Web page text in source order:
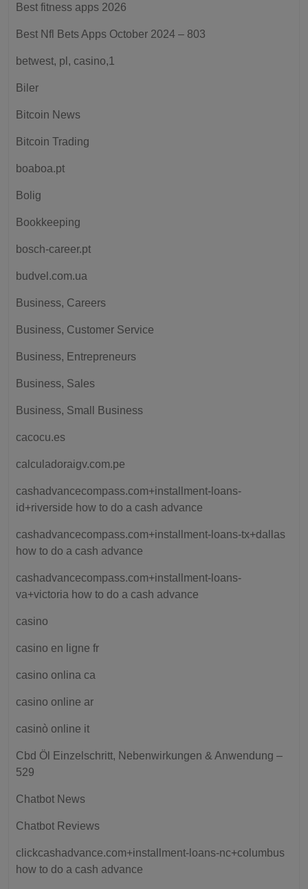
Best fitness apps 2026
Best Nfl Bets Apps October 2024 – 803
betwest, pl, casino,1
Biler
Bitcoin News
Bitcoin Trading
boaboa.pt
Bolig
Bookkeeping
bosch-career.pt
budvel.com.ua
Business, Careers
Business, Customer Service
Business, Entrepreneurs
Business, Sales
Business, Small Business
cacocu.es
calculadoraigv.com.pe
cashadvancecompass.com+installment-loans-
id+riverside how to do a cash advance
cashadvancecompass.com+installment-loans-tx+dallas
how to do a cash advance
cashadvancecompass.com+installment-loans-
va+victoria how to do a cash advance
casino
casino en ligne fr
casino onlina ca
casino online ar
casinò online it
Cbd Öl Einzelschritt, Nebenwirkungen & Anwendung –
529
Chatbot News
Chatbot Reviews
clickcashadvance.com+installment-loans-nc+columbus
how to do a cash advance